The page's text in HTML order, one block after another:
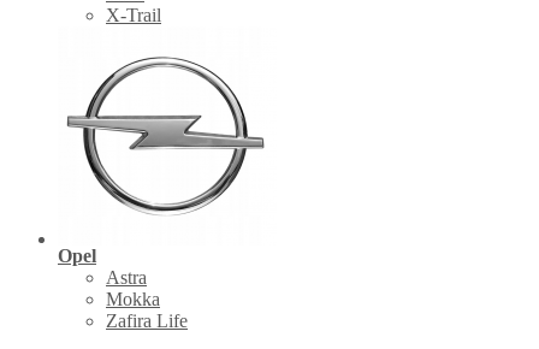
X-Trail
Opel
Astra
Mokka
Zafira Life